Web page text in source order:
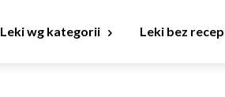
Leki wg kategorii Leki bez